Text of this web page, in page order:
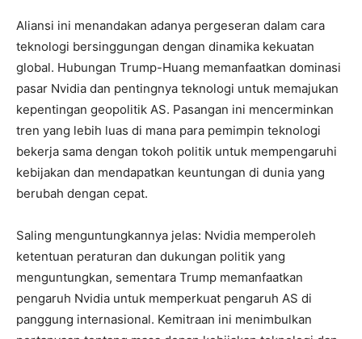
Aliansi ini menandakan adanya pergeseran dalam cara
teknologi bersinggungan dengan dinamika kekuatan
global. Hubungan Trump-Huang memanfaatkan dominasi
pasar Nvidia dan pentingnya teknologi untuk memajukan
kepentingan geopolitik AS. Pasangan ini mencerminkan
tren yang lebih luas di mana para pemimpin teknologi
bekerja sama dengan tokoh politik untuk mempengaruhi
kebijakan dan mendapatkan keuntungan di dunia yang
berubah dengan cepat.
Saling menguntungkannya jelas: Nvidia memperoleh
ketentuan peraturan dan dukungan politik yang
menguntungkan, sementara Trump memanfaatkan
pengaruh Nvidia untuk memperkuat pengaruh AS di
panggung internasional. Kemitraan ini menimbulkan